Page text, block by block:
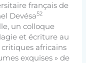
français de
Devésa52
un colloque
et écriture au
critiques africains
exquises » de